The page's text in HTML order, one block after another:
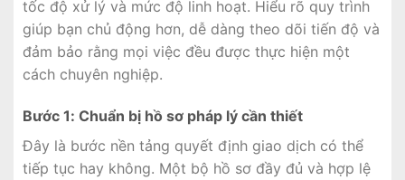
tốc độ xử lý và mức độ linh hoạt. Hiểu rõ quy trình
giúp bạn chủ động hơn, dễ dàng theo dõi tiến độ và
đảm bảo rằng mọi việc đều được thực hiện một
cách chuyên nghiệp.
Bước 1: Chuẩn bị hồ sơ pháp lý cần thiết
Đây là bước nền tảng quyết định giao dịch có thể
tiếp tục hay không. Một bộ hồ sơ đầy đủ và hợp lệ